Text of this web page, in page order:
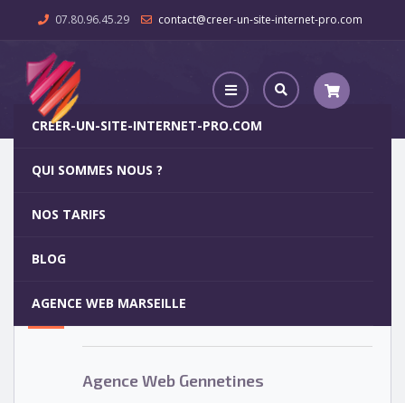
07.80.96.45.29 contact@creer-un-site-internet-pro.com
CREER-UN-SITE-INTERNET-PRO.COM
QUI SOMMES NOUS ?
NOS TARIFS
BLOG
AGENCE WEB MARSEILLE
Agence Web Gennetines
5
Votre site internet pour 29€
Agence Web Gennetines